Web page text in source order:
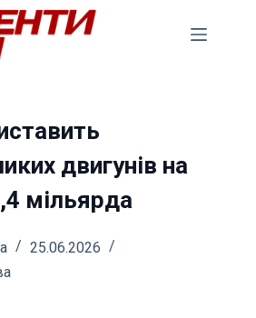
двигунів на
мільярда
25.06.2026